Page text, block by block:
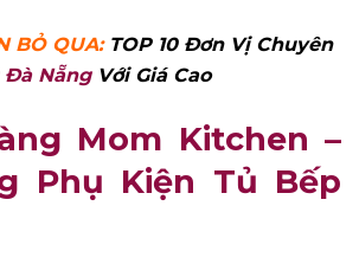
BỎ QUA: TOP 10 Đơn Vị Chuyên
Đà Nẵng Với Giá Cao
Mom Kitchen –
Phụ Kiện Tủ Bếp